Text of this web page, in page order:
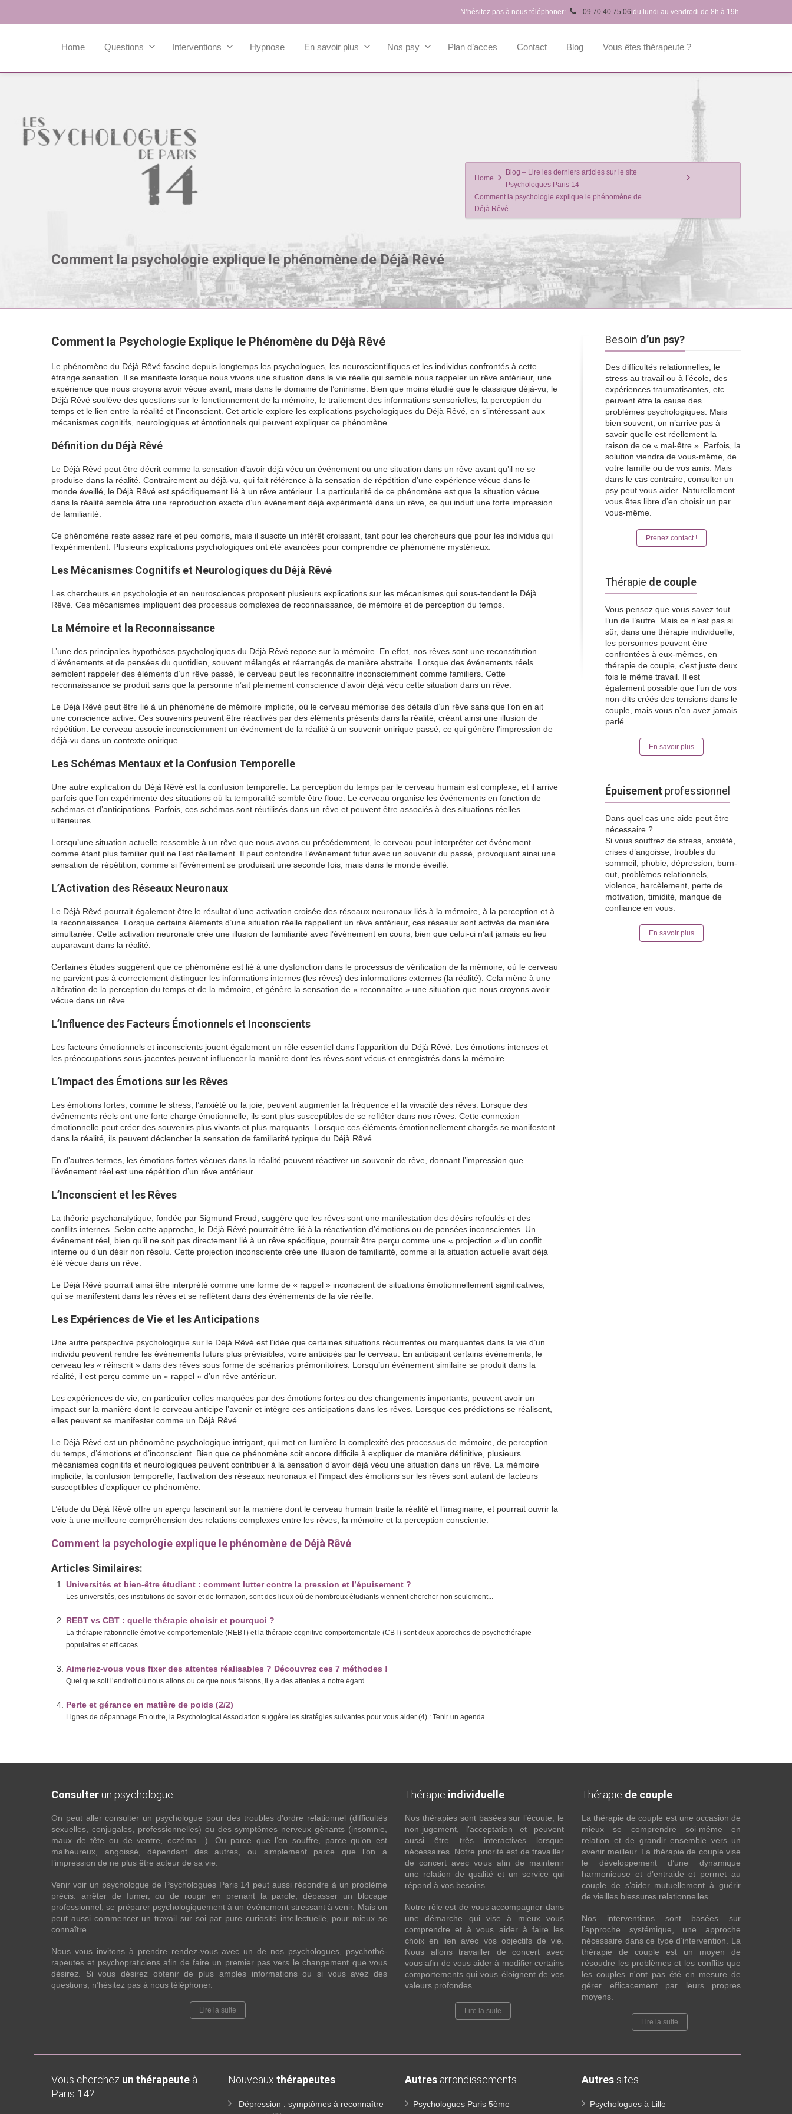
N’hésitez pas à nous téléphoner: 09 70 40 75 06 du lundi au vendredi de 8h à 19h.
Home Questions Interventions Hypnose En savoir plus Nos psy Plan d’acces Contact Blog Vous êtes thérapeute ?
Comment la psychologie explique le phénomène de Déjà Rêvé
Home
Blog – Lire les derniers articles sur le site
Psychologues Paris 14
Comment la psychologie explique le phénomène de
Déjà Rêvé
Comment la Psychologie Explique le Phénomène du Déjà Rêvé
Le phénomène du Déjà Rêvé fascine depuis longtemps les psychologues, les neuroscientifiques et les individus confrontés à cette
étrange sensation. Il se manifeste lorsque nous vivons une situation dans la vie réelle qui semble nous rappeler un rêve antérieur, une
expérience que nous croyons avoir vécue avant, mais dans le domaine de l’onirisme. Bien que moins étudié que le classique déjà-vu, le
Déjà Rêvé soulève des questions sur le fonctionnement de la mémoire, le traitement des informations sensorielles, la perception du
temps et le lien entre la réalité et l’inconscient. Cet article explore les explications psychologiques du Déjà Rêvé, en s’intéressant aux
mécanismes cognitifs, neurologiques et émotionnels qui peuvent expliquer ce phénomène.
Définition du Déjà Rêvé
Le Déjà Rêvé peut être décrit comme la sensation d’avoir déjà vécu un événement ou une situation dans un rêve avant qu’il ne se
produise dans la réalité. Contrairement au déjà-vu, qui fait référence à la sensation de répétition d’une expérience vécue dans le
monde éveillé, le Déjà Rêvé est spécifiquement lié à un rêve antérieur. La particularité de ce phénomène est que la situation vécue
dans la réalité semble être une reproduction exacte d’un événement déjà expérimenté dans un rêve, ce qui induit une forte impression
de familiarité.
Ce phénomène reste assez rare et peu compris, mais il suscite un intérêt croissant, tant pour les chercheurs que pour les individus qui
l’expérimentent. Plusieurs explications psychologiques ont été avancées pour comprendre ce phénomène mystérieux.
Les Mécanismes Cognitifs et Neurologiques du Déjà Rêvé
Les chercheurs en psychologie et en neurosciences proposent plusieurs explications sur les mécanismes qui sous-tendent le Déjà
Rêvé. Ces mécanismes impliquent des processus complexes de reconnaissance, de mémoire et de perception du temps.
La Mémoire et la Reconnaissance
L’une des principales hypothèses psychologiques du Déjà Rêvé repose sur la mémoire. En effet, nos rêves sont une reconstitution
d’événements et de pensées du quotidien, souvent mélangés et réarrangés de manière abstraite. Lorsque des événements réels
semblent rappeler des éléments d’un rêve passé, le cerveau peut les reconnaître inconsciemment comme familiers. Cette
reconnaissance se produit sans que la personne n’ait pleinement conscience d’avoir déjà vécu cette situation dans un rêve.
Le Déjà Rêvé peut être lié à un phénomène de mémoire implicite, où le cerveau mémorise des détails d’un rêve sans que l’on en ait
une conscience active. Ces souvenirs peuvent être réactivés par des éléments présents dans la réalité, créant ainsi une illusion de
répétition. Le cerveau associe inconsciemment un événement de la réalité à un souvenir onirique passé, ce qui génère l’impression de
déjà-vu dans un contexte onirique.
Les Schémas Mentaux et la Confusion Temporelle
Une autre explication du Déjà Rêvé est la confusion temporelle. La perception du temps par le cerveau humain est complexe, et il arrive
parfois que l’on expérimente des situations où la temporalité semble être floue. Le cerveau organise les événements en fonction de
schémas et d’anticipations. Parfois, ces schémas sont réutilisés dans un rêve et peuvent être associés à des situations réelles
ultérieures.
Lorsqu’une situation actuelle ressemble à un rêve que nous avons eu précédemment, le cerveau peut interpréter cet événement
comme étant plus familier qu’il ne l’est réellement. Il peut confondre l’événement futur avec un souvenir du passé, provoquant ainsi une
sensation de répétition, comme si l’événement se produisait une seconde fois, mais dans le monde éveillé.
L’Activation des Réseaux Neuronaux
Le Déjà Rêvé pourrait également être le résultat d’une activation croisée des réseaux neuronaux liés à la mémoire, à la perception et à
la reconnaissance. Lorsque certains éléments d’une situation réelle rappellent un rêve antérieur, ces réseaux sont activés de manière
simultanée. Cette activation neuronale crée une illusion de familiarité avec l’événement en cours, bien que celui-ci n’ait jamais eu lieu
auparavant dans la réalité.
Certaines études suggèrent que ce phénomène est lié à une dysfonction dans le processus de vérification de la mémoire, où le cerveau
ne parvient pas à correctement distinguer les informations internes (les rêves) des informations externes (la réalité). Cela mène à une
altération de la perception du temps et de la mémoire, et génère la sensation de « reconnaître » une situation que nous croyons avoir
vécue dans un rêve.
L’Influence des Facteurs Émotionnels et Inconscients
Les facteurs émotionnels et inconscients jouent également un rôle essentiel dans l’apparition du Déjà Rêvé. Les émotions intenses et
les préoccupations sous-jacentes peuvent influencer la manière dont les rêves sont vécus et enregistrés dans la mémoire.
L’Impact des Émotions sur les Rêves
Les émotions fortes, comme le stress, l’anxiété ou la joie, peuvent augmenter la fréquence et la vivacité des rêves. Lorsque des
événements réels ont une forte charge émotionnelle, ils sont plus susceptibles de se refléter dans nos rêves. Cette connexion
émotionnelle peut créer des souvenirs plus vivants et plus marquants. Lorsque ces éléments émotionnellement chargés se manifestent
dans la réalité, ils peuvent déclencher la sensation de familiarité typique du Déjà Rêvé.
En d’autres termes, les émotions fortes vécues dans la réalité peuvent réactiver un souvenir de rêve, donnant l’impression que
l’événement réel est une répétition d’un rêve antérieur.
L’Inconscient et les Rêves
La théorie psychanalytique, fondée par Sigmund Freud, suggère que les rêves sont une manifestation des désirs refoulés et des
conflits internes. Selon cette approche, le Déjà Rêvé pourrait être lié à la réactivation d’émotions ou de pensées inconscientes. Un
événement réel, bien qu’il ne soit pas directement lié à un rêve spécifique, pourrait être perçu comme une « projection » d’un conflit
interne ou d’un désir non résolu. Cette projection inconsciente crée une illusion de familiarité, comme si la situation actuelle avait déjà
été vécue dans un rêve.
Le Déjà Rêvé pourrait ainsi être interprété comme une forme de « rappel » inconscient de situations émotionnellement significatives,
qui se manifestent dans les rêves et se reflètent dans des événements de la vie réelle.
Les Expériences de Vie et les Anticipations
Une autre perspective psychologique sur le Déjà Rêvé est l’idée que certaines situations récurrentes ou marquantes dans la vie d’un
individu peuvent rendre les événements futurs plus prévisibles, voire anticipés par le cerveau. En anticipant certains événements, le
cerveau les « réinscrit » dans des rêves sous forme de scénarios prémonitoires. Lorsqu’un événement similaire se produit dans la
réalité, il est perçu comme un « rappel » d’un rêve antérieur.
Les expériences de vie, en particulier celles marquées par des émotions fortes ou des changements importants, peuvent avoir un
impact sur la manière dont le cerveau anticipe l’avenir et intègre ces anticipations dans les rêves. Lorsque ces prédictions se réalisent,
elles peuvent se manifester comme un Déjà Rêvé.
Le Déjà Rêvé est un phénomène psychologique intrigant, qui met en lumière la complexité des processus de mémoire, de perception
du temps, d’émotions et d’inconscient. Bien que ce phénomène soit encore difficile à expliquer de manière définitive, plusieurs
mécanismes cognitifs et neurologiques peuvent contribuer à la sensation d’avoir déjà vécu une situation dans un rêve. La mémoire
implicite, la confusion temporelle, l’activation des réseaux neuronaux et l’impact des émotions sur les rêves sont autant de facteurs
susceptibles d’expliquer ce phénomène.
L’étude du Déjà Rêvé offre un aperçu fascinant sur la manière dont le cerveau humain traite la réalité et l’imaginaire, et pourrait ouvrir la
voie à une meilleure compréhension des relations complexes entre les rêves, la mémoire et la perception consciente.
Comment la psychologie explique le phénomène de Déjà Rêvé
Articles Similaires:
Universités et bien-être étudiant : comment lutter contre la pression et l’épuisement ?
Les universités, ces institutions de savoir et de formation, sont des lieux où de nombreux étudiants viennent chercher non seulement...
REBT vs CBT : quelle thérapie choisir et pourquoi ?
La thérapie rationnelle émotive comportementale (REBT) et la thérapie cognitive comportementale (CBT) sont deux approches de psychothérapie
populaires et efficaces....
Aimeriez-vous vous fixer des attentes réalisables ? Découvrez ces 7 méthodes !
Quel que soit l’endroit où nous allons ou ce que nous faisons, il y a des attentes à notre égard....
Perte et gérance en matière de poids (2/2)
Lignes de dépannage En outre, la Psychological Association suggère les stratégies suivantes pour vous aider (4) : Tenir un agenda...
Besoin d’un psy?
Des difficultés relationnelles, le
stress au travail ou à l’école, des
expériences traumatisantes, etc…
peuvent être la cause des
problèmes psychologiques. Mais
bien souvent, on n’arrive pas à
savoir quelle est réellement la
raison de ce « mal-être ». Parfois, la
solution viendra de vous-même, de
votre famille ou de vos amis. Mais
dans le cas contraire; consulter un
psy peut vous aider. Naturellement
vous êtes libre d’en choisir un par
vous-même.
Prenez contact !
Thérapie de couple
Vous pensez que vous savez tout
l’un de l’autre. Mais ce n’est pas si
sûr, dans une thérapie individuelle,
les personnes peuvent être
confrontées à eux-mêmes, en
thérapie de couple, c’est juste deux
fois le même travail. Il est
également possible que l’un de vos
non-dits créés des tensions dans le
couple, mais vous n’en avez jamais
parlé.
En savoir plus
Épuisement professionnel
Dans quel cas une aide peut être
nécessaire ?
Si vous souffrez de stress, anxiété,
crises d’angoisse, troubles du
sommeil, phobie, dépression, burn-
out, problèmes relationnels,
violence, harcèlement, perte de
motivation, timidité, manque de
confiance en vous.
En savoir plus
Consulter un psychologue
On peut aller consulter un psychologue pour des troubles d’ordre relationnel (difficultés
sexuelles, conjugales, professionnelles) ou des symptômes nerveux gênants (insomnie,
maux de tête ou de ventre, eczéma…). Ou parce que l’on souffre, parce qu’on est
malheureux, angoissé, dépendant des autres, ou simplement parce que l’on a
l’impression de ne plus être acteur de sa vie.
Venir voir un psychologue de Psychologues Paris 14 peut aussi répondre à un problème
précis: arrêter de fumer, ou de rougir en prenant la parole; dépasser un blocage
professionnel; se préparer psychologiquement à un événement stressant à venir. Mais on
peut aussi commencer un travail sur soi par pure curiosité intellectuelle, pour mieux se
connaître.
Nous vous invitons à prendre rendez-vous avec un de nos psychologues, psychothé-
rapeutes et psychopraticiens afin de faire un premier pas vers le changement que vous
désirez. Si vous désirez obtenir de plus amples informations ou si vous avez des
questions, n’hésitez pas à nous téléphoner.
Lire la suite
Thérapie individuelle
Nos thérapies sont basées sur l’écoute, le
non-jugement, l’acceptation et peuvent
aussi être très interactives lorsque
nécessaires. Notre priorité est de travailler
de concert avec vous afin de maintenir
une relation de qualité et un service qui
répond à vos besoins.
Notre rôle est de vous accompagner dans
une démarche qui vise à mieux vous
comprendre et à vous aider à faire les
choix en lien avec vos objectifs de vie.
Nous allons travailler de concert avec
vous afin de vous aider à modifier certains
comportements qui vous éloignent de vos
valeurs profondes.
Lire la suite
Thérapie de couple
La thérapie de couple est une occasion de
mieux se comprendre soi-même en
relation et de grandir ensemble vers un
avenir meilleur. La thérapie de couple vise
le développement d’une dynamique
harmonieuse et d’entraide et permet au
couple de s’aider mutuellement à guérir
de vieilles blessures relationnelles.
Nos interventions sont basées sur
l’approche systémique, une approche
nécessaire dans ce type d’intervention. La
thérapie de couple est un moyen de
résoudre les problèmes et les conflits que
les couples n'ont pas été en mesure de
gérer efficacement par leurs propres
moyens.
Lire la suite
Vous cherchez un thérapeute à
Paris 14?
Nouveaux thérapeutes
Dépression : symptômes à reconnaître
Autres arrondissements
Psychologues Paris 5ème
Autressites
Psychologues à Lille